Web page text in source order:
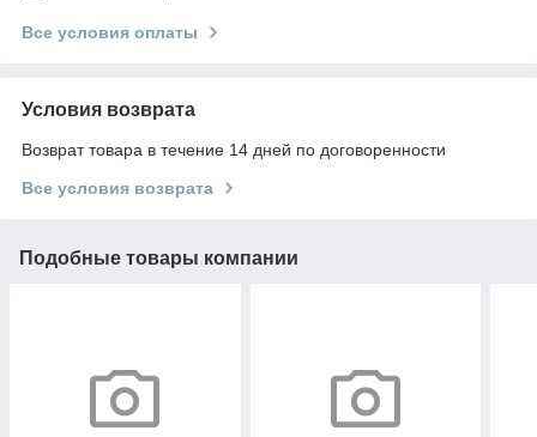
Все условия оплаты
Условия возврата
Возврат товара в течение 14 дней по договоренности
Все условия возврата
Подобные товары компании